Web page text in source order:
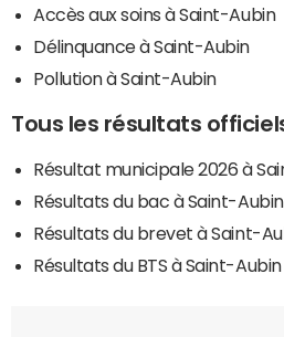
Accès aux soins à Saint-Aubin
Délinquance à Saint-Aubin
Pollution à Saint-Aubin
Tous les résultats
Résultat municipale 2026 à
Résultats du bac à Saint-Aubin
Résultats du brevet à Saint-
Résultats du BTS à Saint-Aubin